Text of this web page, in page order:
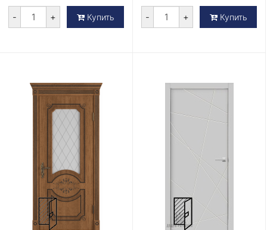
- + Купить - + Купить